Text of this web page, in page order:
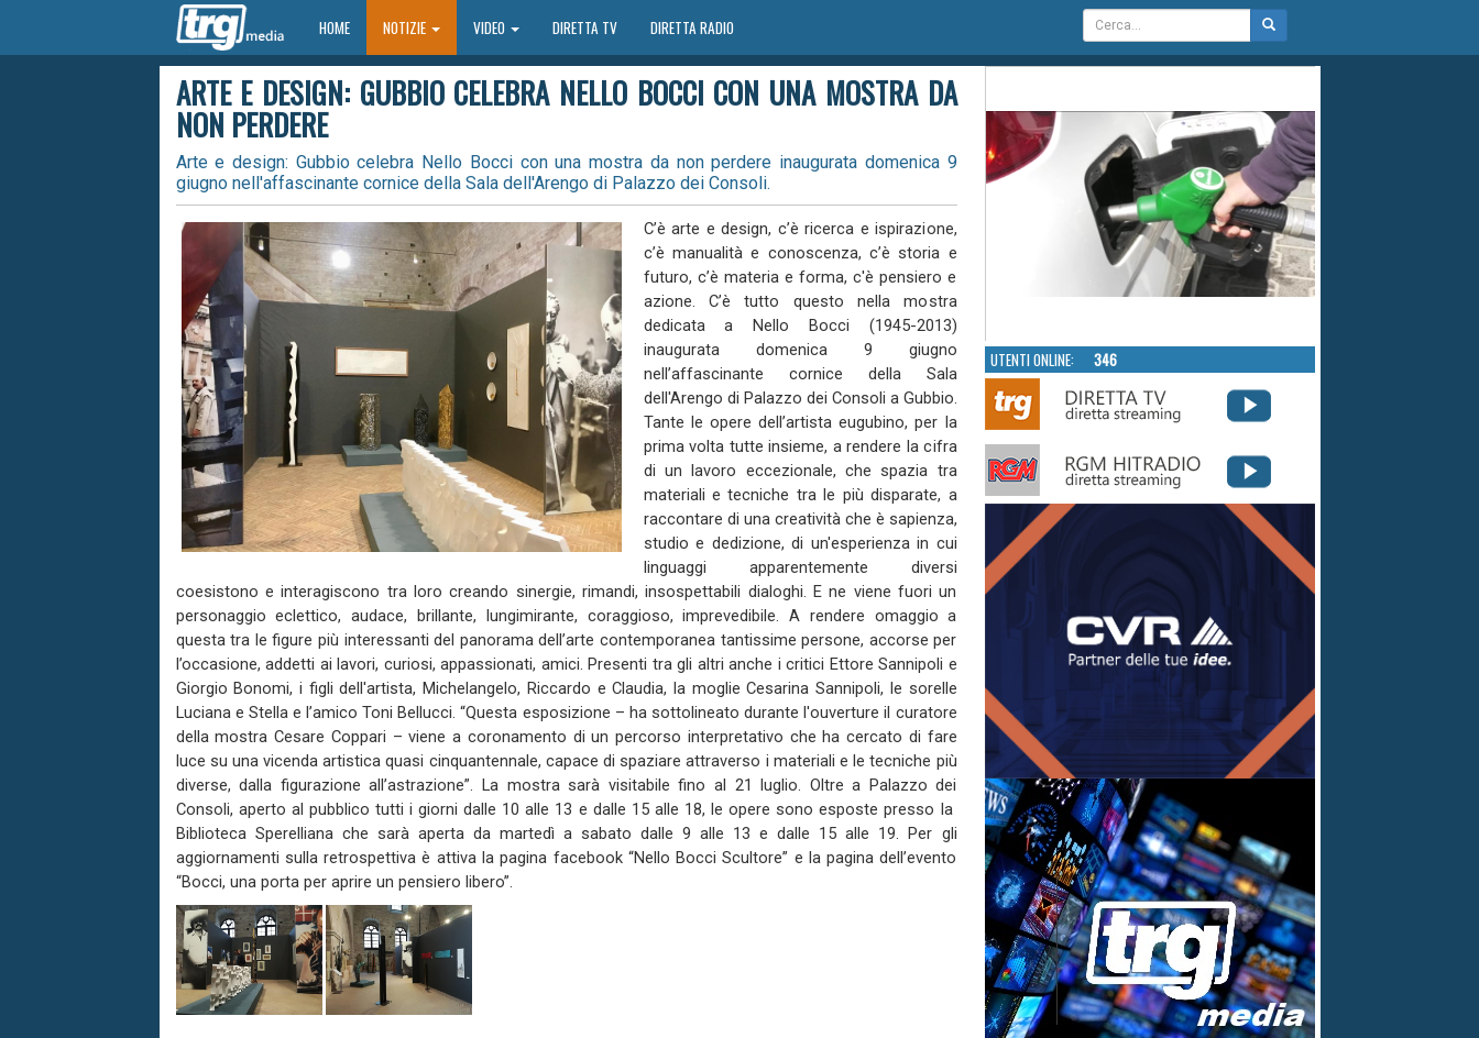
HOMEHOME NOTIZIE VIDEO DIRETTA TV DIRETTA RADIO
ARTE E DESIGN: GUBBIO CELEBRA NELLO BOCCI CON UNA MOSTRA DA
NON PERDERE
Arte e design: Gubbio celebra Nello Bocci con una mostra da non perdere inaugurata domenica 9
giugno nell'affascinante cornice della Sala dell'Arengo di Palazzo dei Consoli.
C’è arte e design, c’è ricerca e ispirazione,
c’è manualità e conoscenza, c’è storia e
futuro, c’è materia e forma, c'è pensiero e
azione. C’è tutto questo nella mostra
dedicata a Nello Bocci (1945-2013)
inaugurata domenica 9 giugno
nell’affascinante cornice della Sala
dell'Arengo di Palazzo dei Consoli a Gubbio.
Tante le opere dell’artista eugubino, per la
prima volta tutte insieme, a rendere la cifra
di un lavoro eccezionale, che spazia tra
materiali e tecniche tra le più disparate, a
raccontare di una creatività che è sapienza,
studio e dedizione, di un'esperienza in cui
linguaggi apparentemente diversi
coesistono e interagiscono tra loro creando sinergie, rimandi, insospettabili dialoghi. E ne viene fuori un
personaggio eclettico, audace, brillante, lungimirante, coraggioso, imprevedibile. A rendere omaggio a
questa tra le figure più interessanti del panorama dell’arte contemporanea tantissime persone, accorse per
l’occasione, addetti ai lavori, curiosi, appassionati, amici. Presenti tra gli altri anche i critici Ettore Sannipoli e
Giorgio Bonomi, i figli dell'artista, Michelangelo, Riccardo e Claudia, la moglie Cesarina Sannipoli, le sorelle
Luciana e Stella e l’amico Toni Bellucci. “Questa esposizione – ha sottolineato durante l'ouverture il curatore
della mostra Cesare Coppari – viene a coronamento di un percorso interpretativo che ha cercato di fare
luce su una vicenda artistica quasi cinquantennale, capace di spaziare attraverso i materiali e le tecniche più
diverse, dalla figurazione all’astrazione”. La mostra sarà visitabile fino al 21 luglio. Oltre a Palazzo dei
Consoli, aperto al pubblico tutti i giorni dalle 10 alle 13 e dalle 15 alle 18, le opere sono esposte presso la
Biblioteca Sperelliana che sarà aperta da martedì a sabato dalle 9 alle 13 e dalle 15 alle 19. Per gli
aggiornamenti sulla retrospettiva è attiva la pagina facebook “Nello Bocci Scultore” e la pagina dell’evento
“Bocci, una porta per aprire un pensiero libero”.
UTENTI ONLINE: 346